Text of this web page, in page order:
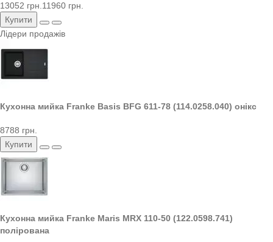
13052 грн.11960 грн.
Купити
Лідери продажів
Кухонна мийка Franke Basis BFG 611-78 (114.0258.040) онікс
8788 грн.
Купити
Кухонна мийка Franke Maris MRX 110-50 (122.0598.741)
полірована